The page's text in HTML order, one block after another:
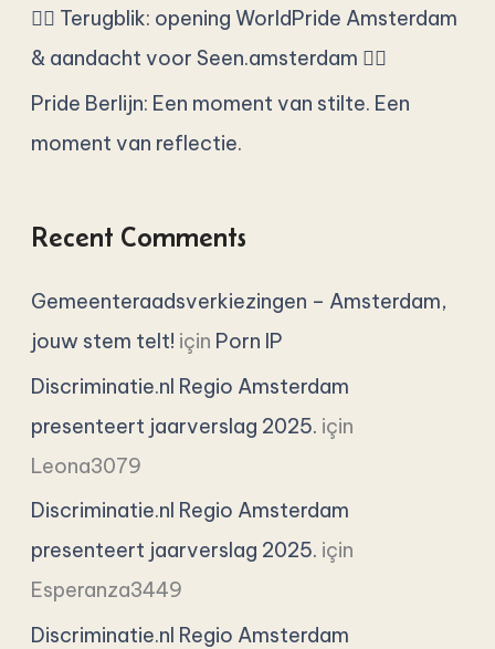
🏳️‍🌈 Terugblik: opening WorldPride Amsterdam
& aandacht voor Seen.amsterdam 🏳️‍🌈
Pride Berlijn: Een moment van stilte. Een
moment van reflectie.
Recent Comments
Gemeenteraadsverkiezingen – Amsterdam,
jouw stem telt! için Porn IP
Discriminatie.nl Regio Amsterdam
presenteert jaarverslag 2025. için
Leona3079
Discriminatie.nl Regio Amsterdam
presenteert jaarverslag 2025. için
Esperanza3449
Discriminatie.nl Regio Amsterdam